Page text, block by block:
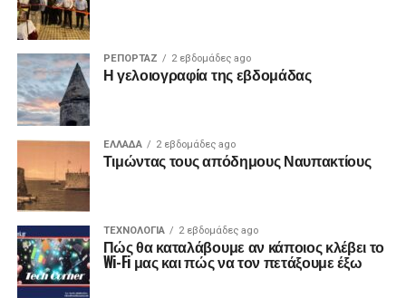
ΡΕΠΟΡΤΑΖ 2 εβδομάδες ago
Η γελοιογραφία της εβδομάδας
ΕΛΛΑΔΑ 2 εβδομάδες ago
Τιμώντας τους απόδημους Ναυπακτίους
ΤΕΧΝΟΛΟΓΙΑ 2 εβδομάδες ago
Πώς θα καταλάβουμε αν κάποιος κλέβει το
Wi-Fi μας και πώς να τον πετάξουμε έξω